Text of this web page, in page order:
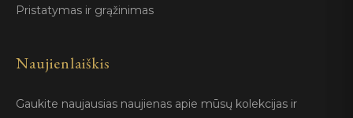
Pristatymas ir grąžinimas
Naujienlaiškis
Gaukite naujausias naujienas apie mūsų kolekcijas ir